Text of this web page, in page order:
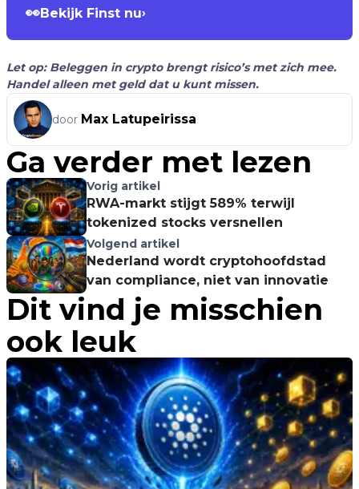
👀Bekijk Finst nu›
Let op: Beleggen in crypto brengt risico’s met zich mee.
Handel alleen met geld dat u kunt missen.
door Max Latupeirissa
Ga verder met lezen
Vorig artikel
RWA-markt stijgt 589% terwijl
tokenized stocks versnellen
Volgend artikel
Nederland wordt cryptohoofdstad
van compliance, niet van innovatie
Dit vind je misschien
ook leuk